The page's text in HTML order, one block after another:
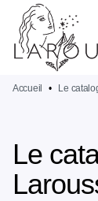
MENU
PIED DE
Accueil • Le
Le